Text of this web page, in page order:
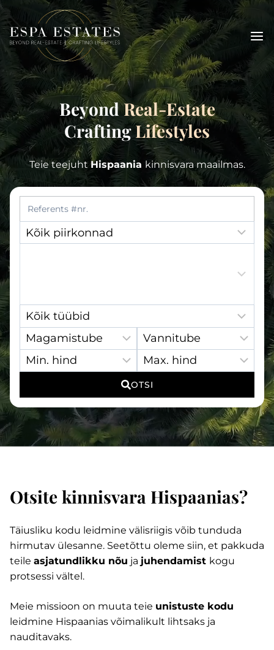
Skip
to
content
BeyondReal-Estate
CraftingLifestyles
Teie teejuhtHispaania kinnisvara maailmas.
Reference Number:
Asukoht:
Property Type:
Magamistube:
Vannitube:
Min. hind:
Max. hind:
OTSI
Otsite kinnisvara Hispaanias?
Täiusliku kodu leidmine välisriigis võib tunduda
hirmutav ülesanne. Seetõttu oleme siin, et pakkuda
teile asjatundlikku nõu ja juhendamist kogu
protsessi vältel.
Meie missioon on muuta teie unistuste kodu
leidmine Hispaanias võimalikult lihtsaks ja
nauditavaks.